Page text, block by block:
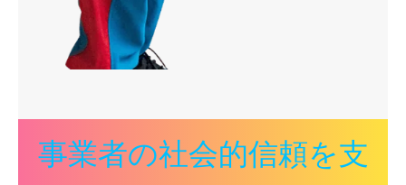
事業者の社会的信頼を支